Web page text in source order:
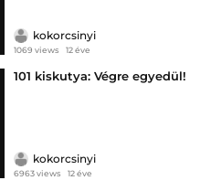
kokorcsinyi
1069 views 12 éve
101 kiskutya: Végre egyedül!
kokorcsinyi
6963 views 12 éve